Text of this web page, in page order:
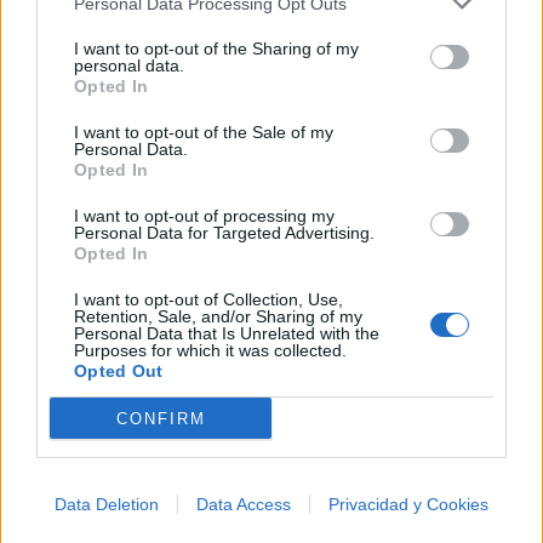
I want to opt-out of the Sharing of my
personal data.
Opted In
I want to opt-out of the Sale of my
Personal Data.
Opted In
I want to opt-out of processing my
Personal Data for Targeted Advertising.
Opted In
I want to opt-out of Collection, Use,
Retention, Sale, and/or Sharing of my
Personal Data that Is Unrelated with the
Purposes for which it was collected.
Opted Out
CONFIRM
Data Deletion Data Access Privacidad y Cookies
+ Cláudio e Giuliano
Biografía Ranking
Añadir Letra
Ranking de Cláudio e Giuliano
Cláudio e Giulianono figura entre los 500 artistas
más apoyados o visitados de esta semana.
¿Apoyar a Cláudio e Giuliano?
0
Ranking de Cláudio e Giuliano TOP Música